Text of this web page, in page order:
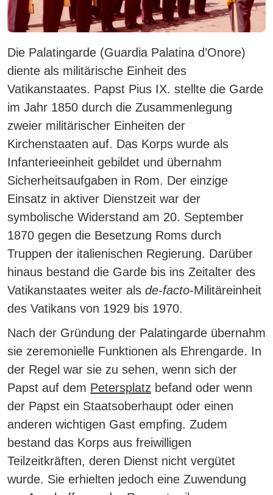
Die Palatingarde (Guardia Palatina d’Onore)
diente als militärische Einheit des
Vatikanstaates. Papst Pius IX. stellte die Garde
im Jahr 1850 durch die Zusammenlegung
zweier militärischer Einheiten der
Kirchenstaaten auf. Das Korps wurde als
Infanterieeinheit gebildet und übernahm
Sicherheitsaufgaben in Rom. Der einzige
Einsatz in aktiver Dienstzeit war der
symbolische Widerstand am 20. September
1870 gegen die Besetzung Roms durch
Truppen der italienischen Regierung. Darüber
hinaus bestand die Garde bis ins Zeitalter des
Vatikanstaates weiter als de-facto-Militäreinheit
des Vatikans von 1929 bis 1970.
Nach der Gründung der Palatingarde übernahm
sie zeremonielle Funktionen als Ehrengarde. In
der Regel war sie zu sehen, wenn sich der
Papst auf dem Petersplatz befand oder wenn
der Papst ein Staatsoberhaupt oder einen
anderen wichtigen Gast empfing. Zudem
bestand das Korps aus freiwilligen
Teilzeitkräften, deren Dienst nicht vergütet
wurde. Sie erhielten jedoch eine Zuwendung